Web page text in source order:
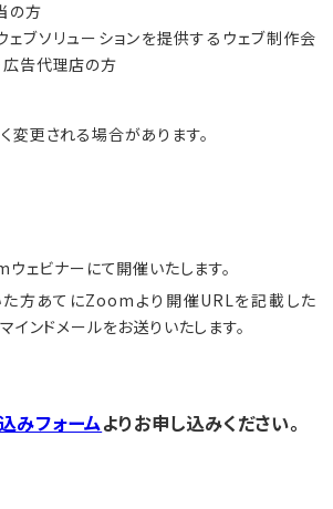
の方
ブソリューションを提供するウェブ制作会
広告代理店の方
更される場合があります。
ェビナーにて開催いたします。
方あてにZoomより開催URLを記載した
インドメールをお送りいたします。
みフォームよりお申し込みください。